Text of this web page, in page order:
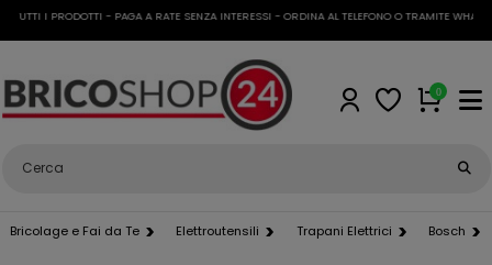
I PRODOTTI - PAGA A RATE SENZA INTERESSI - ORDINA AL TELEFONO O TRAMITE WHATSAPP
0
Bricolage e Fai da Te Elettroutensili Trapani Elettrici Bosch